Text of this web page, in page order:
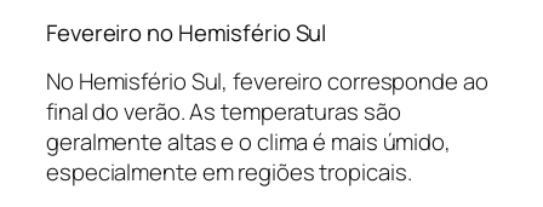
Fevereiro no Hemisfério Sul
No Hemisfério Sul, fevereiro corresponde ao
final do verão. As temperaturas são
geralmente altas e o clima é mais úmido,
especialmente em regiões tropicais.